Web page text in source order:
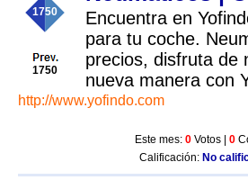
1750
1750
Encuentra en
para tu coche.
precios, disfruta de
nueva manera con
http://www.yofindo.com
Este mes: 0 Votos | 0
Calificación: No